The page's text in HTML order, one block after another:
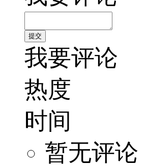
我要评论
热度
时间
暂无评论